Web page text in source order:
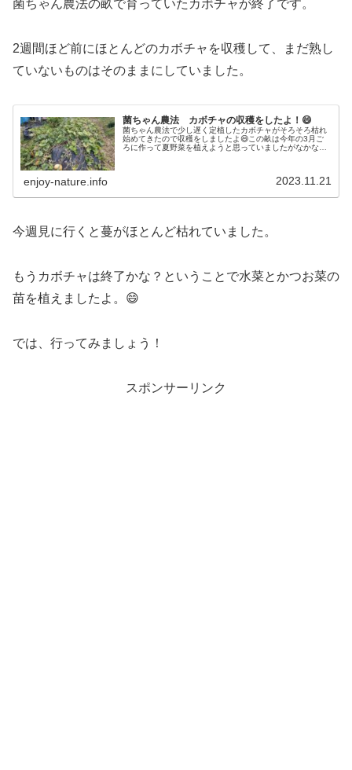
菌ちゃん農法の畝で育っていたカボチャが終了です。
2週間ほど前にほとんどのカボチャを収穫して、まだ熟し
ていないものはそのままにしていました。
菌ちゃん農法 カボチャの収穫をしたよ！😄
菌ちゃん農法で少し遅く定植したカボチャがそろそろ枯れ
始めてきたので収穫をしましたよ😄この畝は今年の3月ご
ろに作って夏野菜を植えようと思っていましたがなかなか
enjoy-nature.info 2023.11.21
今週見に行くと蔓がほとんど枯れていました。
もうカボチャは終了かな？ということで水菜とかつお菜の
苗を植えましたよ。😄
では、行ってみましょう！
スポンサーリンク